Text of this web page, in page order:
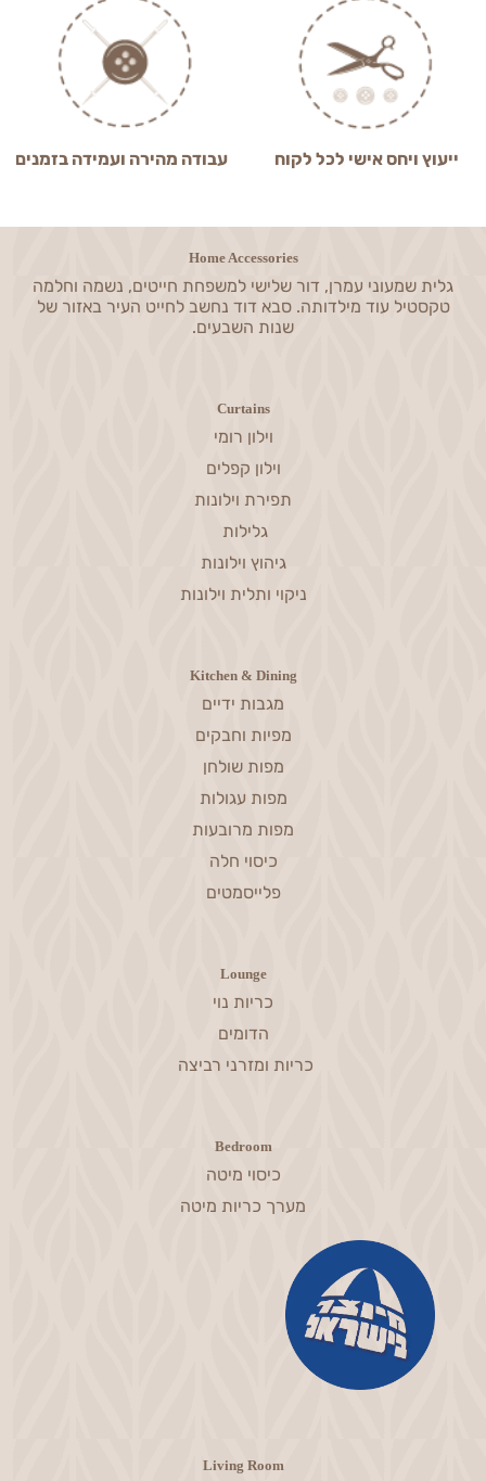
ייעוץ ויחס אישי לכל לקוח עבודה מהירה ועמידה בזמנים
Home Accessories
גלית שמעוני עמרן, דור שלישי למשפחת חייטים, נשמה וחלמה
טקסטיל עוד מילדותה. סבא דוד נחשב לחייט העיר באזור של
שנות השבעים.
Curtains
וילון רומי
וילון קפלים
תפירת וילונות
גלילות
גיהוץ וילונות
ניקוי ותלית וילונות
Kitchen & Dining
מגבות ידיים
מפיות וחבקים
מפות שולחן
מפות עגולות
מפות מרובעות
כיסוי חלה
פלייסמטים
Lounge
כריות נוי
הדומים
כריות ומזרני רביצה
Bedroom
כיסוי מיטה
מערך כריות מיטה
Living Room